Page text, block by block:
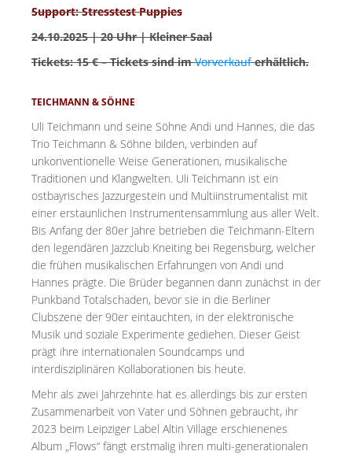
Support: Stresstest Puppies
24.10.2025 | 20 Uhr | Kleiner Saal
Tickets: 15 € – Tickets sind imVorverkauferhältlich.
TEICHMANN & SÖHNE
Uli Teichmann und seine Söhne Andi und Hannes, die das
Trio Teichmann & Söhne bilden, verbinden auf
unkonventionelle Weise Generationen, musikalische
Traditionen und Klangwelten. Uli Teichmann ist ein
ostbayrisches Jazzurgestein und Multiinstrumentalist mit
einer erstaunlichen Instrumentensammlung aus aller Welt.
Bis Anfang der 80er Jahre betrieben die Teichmann-Eltern
den legendären Jazzclub Kneiting bei Regensburg, welcher
die frühen musikalischen Erfahrungen von Andi und
Hannes prägte. Die Brüder begannen dann zunächst in der
Punkband Totalschaden, bevor sie in die Berliner
Clubszene der 90er eintauchten, in der elektronische
Musik und soziale Experimente gediehen. Dieser Geist
prägt ihre internationalen Soundcamps und
interdisziplinären Kollaborationen bis heute.
Mehr als zwei Jahrzehnte hat es allerdings bis zur ersten
Zusammenarbeit von Vater und Söhnen gebraucht, ihr
2023 beim Leipziger Label Altin Village erschienenes
Album „Flows“ fängt erstmalig ihren multi-generationalen